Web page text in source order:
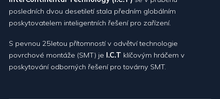
posledních dvou desetiletí stala předním globálním
poskytovatelem inteligentních řešení pro zařízení.
S pevnou 25letou přítomností v odvětví technologie
povrchové montáže (SMT) je I.C.T klíčovým hráčem v
poskytování odborných řešení pro továrny SMT.